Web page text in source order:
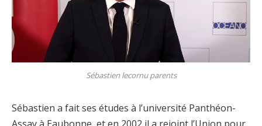
Sébastien lecornu parents
Sébastien a fait ses études à l’université Panthéon-